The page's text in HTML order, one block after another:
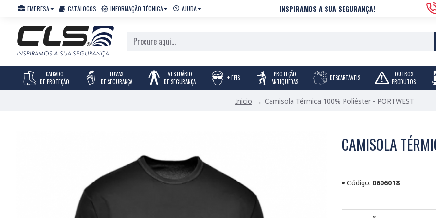
EMPRESA CATÁLOGOS INFORMAÇÃO TÉCNICA AJUDA INSPIRAMOS A SUA SEGURANÇA!
CALÇADO
DE PROTEÇÃO
LUVAS
DE SEGURANÇA
VESTUÁRIO
DE SEGURANÇA
+ EPIS
PROTEÇÃO
ANTIQUEDAS
DESCARTÁVEIS
OUTROS
PRODUTOS
Inicio Camisola Térmica 100% Poliéster - PORTWEST
CAMISOLA
Código: 0606018